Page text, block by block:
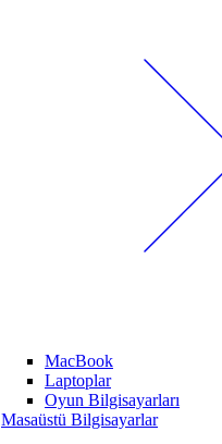
MacBook
Laptoplar
Oyun Bilgisayarları
Masaüstü Bilgisayarlar